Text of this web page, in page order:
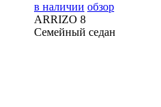
в наличии обзор
ARRIZO 8
Семейный седан